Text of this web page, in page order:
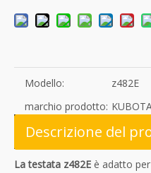
Modello:
z482E
marchio prodotto:
Descrizione del
La testata z482E è adatto